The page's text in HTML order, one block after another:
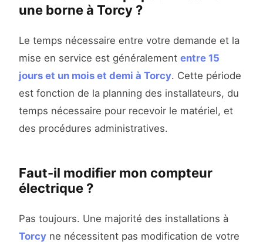
une borne à Torcy ?
Le temps nécessaire entre votre demande et la
mise en service est généralement entre 15
jours et un mois et demi à Torcy. Cette période
est fonction de la planning des installateurs, du
temps nécessaire pour recevoir le matériel, et
des procédures administratives.
Faut-il modifier mon compteur
électrique ?
Pas toujours. Une majorité des installations à
Torcy ne nécessitent pas modification de votre